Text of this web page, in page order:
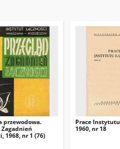
przewodowa.
1968, nr 1 (76)
Prace
1960, nr 18